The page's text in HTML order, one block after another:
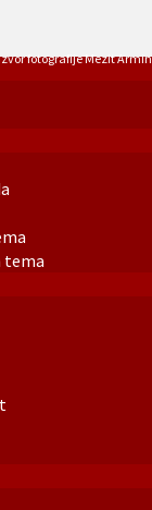
tema
fotografije Mezit Armin